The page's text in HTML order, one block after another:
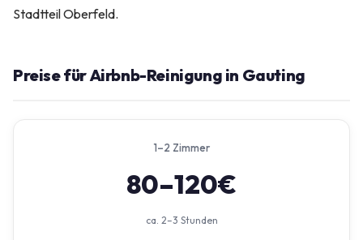
Stadtteil Oberfeld.
Preise für Airbnb-Reinigung in Gauting
1–2 Zimmer
80–120€
ca. 2–3 Stunden